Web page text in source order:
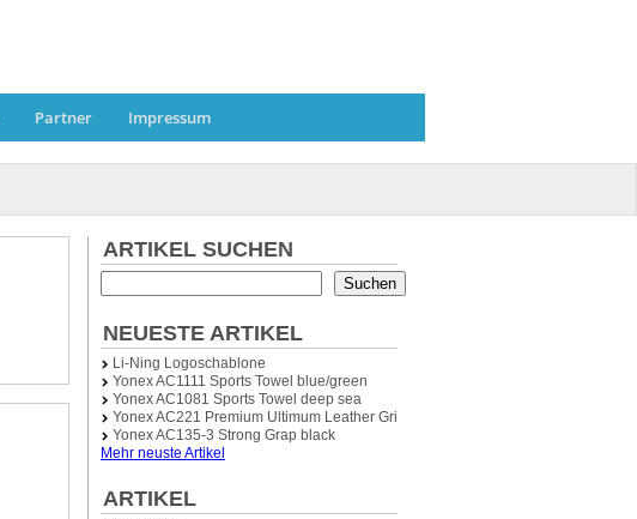
Partner Impressum
ARTIKEL SUCHEN
Suchen
NEUESTE ARTIKEL
Li-Ning Logoschablone
Yonex AC1111 Sports Towel blue/green
Yonex AC1081 Sports Towel deep sea
Yonex AC221 Premium Ultimum Leather Grip (Ledergriffband)
Yonex AC135-3 Strong Grap black
Mehr neuste Artikel
ARTIKEL